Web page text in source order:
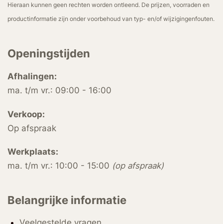
Hieraan kunnen geen rechten worden ontleend. De prijzen, voorraden en
productinformatie zijn onder voorbehoud van typ- en/of wijzigingenfouten.
Openingstijden
Afhalingen:
ma. t/m vr.: 09:00 - 16:00
Verkoop:
Op afspraak
Werkplaats:
ma. t/m vr.: 10:00 - 15:00 (op afspraak)
Belangrijke informatie